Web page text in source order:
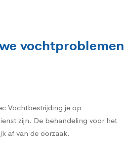
vochtproblemen
Vochtbestrijding je op
zijn. De behandeling voor het
af van de oorzaak.